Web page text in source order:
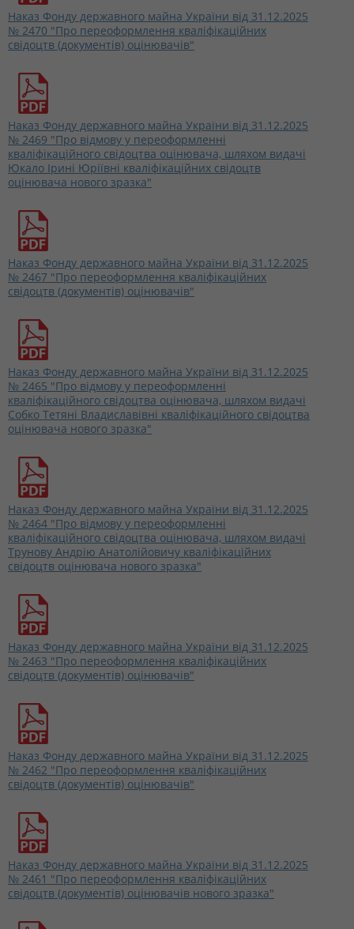
Наказ Фонду державного майна України від 31.12.2025
№ 2470 "Про переоформлення кваліфікаційних
свідоцтв (документів) оцінювачів"
Наказ Фонду державного майна України від 31.12.2025
№ 2469 "Про відмову у переоформленні
кваліфікаційного свідоцтва оцінювача, шляхом видачі
Юкало Ірині Юріївні кваліфікаційних свідоцтв
оцінювача нового зразка"
Наказ Фонду державного майна України від 31.12.2025
№ 2467 "Про переоформлення кваліфікаційних
свідоцтв (документів) оцінювачів"
Наказ Фонду державного майна України від 31.12.2025
№ 2465 "Про відмову у переоформленні
кваліфікаційного свідоцтва оцінювача, шляхом видачі
Собко Тетяні Владиславівні кваліфікаційного свідоцтва
оцінювача нового зразка"
Наказ Фонду державного майна України від 31.12.2025
№ 2464 "Про відмову у переоформленні
кваліфікаційного свідоцтва оцінювача, шляхом видачі
Трунову Андрію Анатолійовичу кваліфікаційних
свідоцтв оцінювача нового зразка"
Наказ Фонду державного майна України від 31.12.2025
№ 2463 "Про переоформлення кваліфікаційних
свідоцтв (документів) оцінювачів"
Наказ Фонду державного майна України від 31.12.2025
№ 2462 "Про переоформлення кваліфікаційних
свідоцтв (документів) оцінювачів"
Наказ Фонду державного майна України від 31.12.2025
№ 2461 "Про переоформлення кваліфікаційних
свідоцтв (документів) оцінювачів нового зразка"